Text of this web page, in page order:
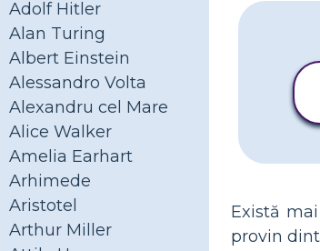
Adolf Hitler
Alan Turing
Albert Einstein
Alessandro Volta
Alexandru cel Mare
Alice Walker
Amelia Earhart
Arhimede
Aristotel
Arthur Miller
Există
provin